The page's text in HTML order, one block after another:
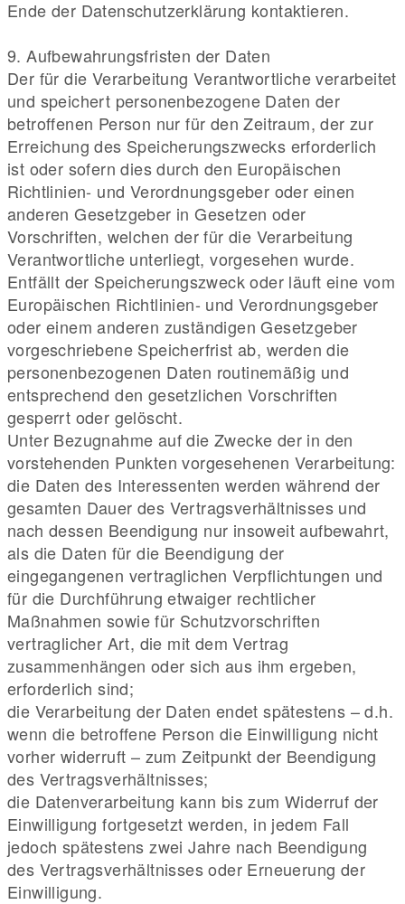
Ende der Datenschutzerklärung kontaktieren.
9. Aufbewahrungsfristen der Daten
Der für die Verarbeitung Verantwortliche verarbeitet
und speichert personenbezogene Daten der
betroffenen Person nur für den Zeitraum, der zur
Erreichung des Speicherungszwecks erforderlich
ist oder sofern dies durch den Europäischen
Richtlinien- und Verordnungsgeber oder einen
anderen Gesetzgeber in Gesetzen oder
Vorschriften, welchen der für die Verarbeitung
Verantwortliche unterliegt, vorgesehen wurde.
Entfällt der Speicherungszweck oder läuft eine vom
Europäischen Richtlinien- und Verordnungsgeber
oder einem anderen zuständigen Gesetzgeber
vorgeschriebene Speicherfrist ab, werden die
personenbezogenen Daten routinemäßig und
entsprechend den gesetzlichen Vorschriften
gesperrt oder gelöscht.
Unter Bezugnahme auf die Zwecke der in den
vorstehenden Punkten vorgesehenen Verarbeitung:
die Daten des Interessenten werden während der
gesamten Dauer des Vertragsverhältnisses und
nach dessen Beendigung nur insoweit aufbewahrt,
als die Daten für die Beendigung der
eingegangenen vertraglichen Verpflichtungen und
für die Durchführung etwaiger rechtlicher
Maßnahmen sowie für Schutzvorschriften
vertraglicher Art, die mit dem Vertrag
zusammenhängen oder sich aus ihm ergeben,
erforderlich sind;
die Verarbeitung der Daten endet spätestens – d.h.
wenn die betroffene Person die Einwilligung nicht
vorher widerruft – zum Zeitpunkt der Beendigung
des Vertragsverhältnisses;
die Datenverarbeitung kann bis zum Widerruf der
Einwilligung fortgesetzt werden, in jedem Fall
jedoch spätestens zwei Jahre nach Beendigung
des Vertragsverhältnisses oder Erneuerung der
Einwilligung.